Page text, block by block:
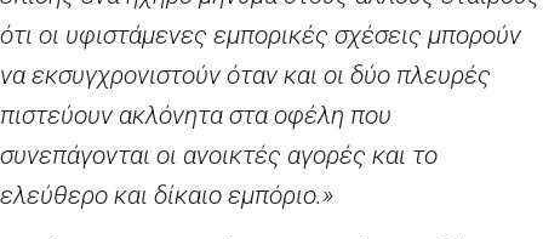
ότι οι υφιστάμενες εμπορικές σχέσεις μπορούν
να εκσυγχρονιστούν όταν και οι δύο πλευρές
πιστεύουν ακλόνητα στα οφέλη που
συνεπάγονται οι ανοικτές αγορές και το
ελεύθερο και δίκαιο εμπόριο.»